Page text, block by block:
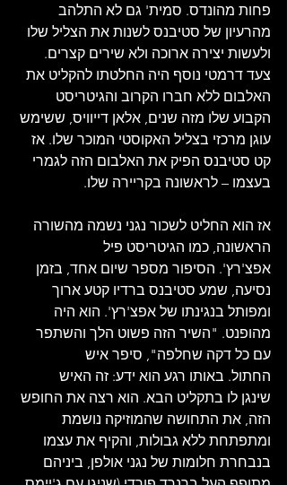
פחות מהונדס. סמית' גם לא התלהב
מהרעיון של סטיבנס לשנות את הצליל שלו
ולעשות יצירה ארוכה ולא שירים קצרים.
צעד דרמטי נוסף היה החלטתו להקליט את
האלבום ללא חברו הקרוב והגיטריסט
הקבוע שלו מזה שנים, אלאן דייוויס, ששימש
עוגן מרכזי בצליל האקוסטי המוכר שלו. אז
קט סטיבנס הפיק את האלבום הזה לגמרי
בעצמו – לראשונה בקריירה שלו.
אז הוא החליט לשכור נגני נשמה מהשורה
הראשונה, כמו הגיטריסט פיל
אפצ'רץ'. הסיפור מספר שיום אחד, בזמן
נסיעה, שמע סטיבנס ברדיו קטע ארוך
ומפותל בנגינתו של אפצ'רץ'. הוא היה
מהופנט. "השיר הזה פשוט הלך והשתפר
עם כל דקה שחלפה", סיפר איש
החתול. באותו רגע הוא ידע: זה האיש
שינגן לו בתקליט הבא. הוא רצה את החופש
הזה, את התחושה שהמוזיקה נושמת
ומתפתחת ללא גבולות, והקיף את עצמו
בנבחרת חלומות של נגני אולפן, ביניהם